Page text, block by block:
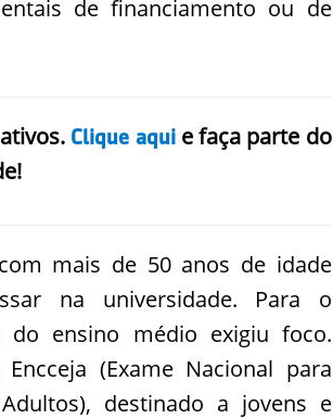
de financiamento ou de
Clique aquie faça parte do
mais de 50 anos de idade
na universidade. Para o
do ensino médio exigiu foco.
(Exame Nacional para
destinado a jovens e